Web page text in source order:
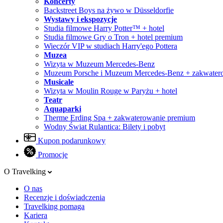
Backstreet Boys na żywo w Düsseldorfie
Wystawy i ekspozycje
Studia filmowe Harry Potter™ + hotel
Studia filmowe Gry o Tron + hotel premium
Wieczór VIP w studiach Harry'ego Pottera
Muzea
Wizyta w Muzeum Mercedes-Benz
Muzeum Porsche i Muzeum Mercedes-Benz +
Musicale
Wizyta w Moulin Rouge w Paryżu + hotel
Teatr
Aquaparki
Therme Erding Spa + zakwaterowanie premium
Wodny Świat Rulantica: Bilety i pobyt
Kupon podarunkowy
Promocje
O Travelking
O nas
Recenzje i doświadczenia
Travelking pomaga
Kariera